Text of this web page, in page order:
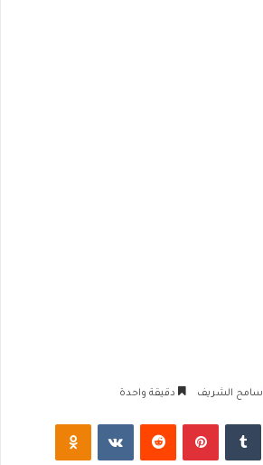
سامح الشريف دقيقة واحدة
لينكدإن بينتيريست